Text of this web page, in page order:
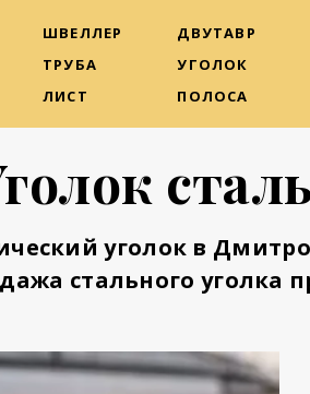
ШВЕЛЛЕР
ТРУБА
ЛИСТ
ДВУТАВР
УГОЛОК
ПОЛОСА
уголок в
стального уголка